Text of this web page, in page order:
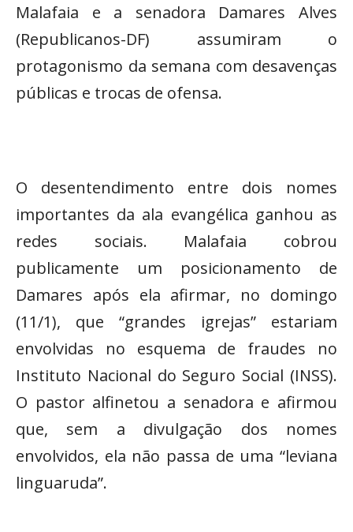
Malafaia e a senadora Damares Alves
(Republicanos-DF) assumiram o
protagonismo da semana com desavenças
públicas e trocas de ofensa.
O desentendimento entre dois nomes
importantes da ala evangélica ganhou as
redes sociais. Malafaia cobrou
publicamente um posicionamento de
Damares após ela afirmar, no domingo
(11/1), que “grandes igrejas” estariam
envolvidas no esquema de fraudes no
Instituto Nacional do Seguro Social (INSS).
O pastor alfinetou a senadora e afirmou
que, sem a divulgação dos nomes
envolvidos, ela não passa de uma “leviana
linguaruda”.